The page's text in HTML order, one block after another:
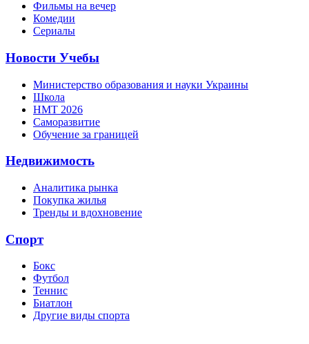
Фильмы на вечер
Комедии
Сериалы
Новости Учебы
Министерство образования и науки Украины
Школа
НМТ 2026
Саморазвитие
Обучение за границей
Недвижимость
Аналитика рынка
Покупка жилья
Тренды и вдохновение
Спорт
Бокс
Футбол
Теннис
Биатлон
Другие виды спорта